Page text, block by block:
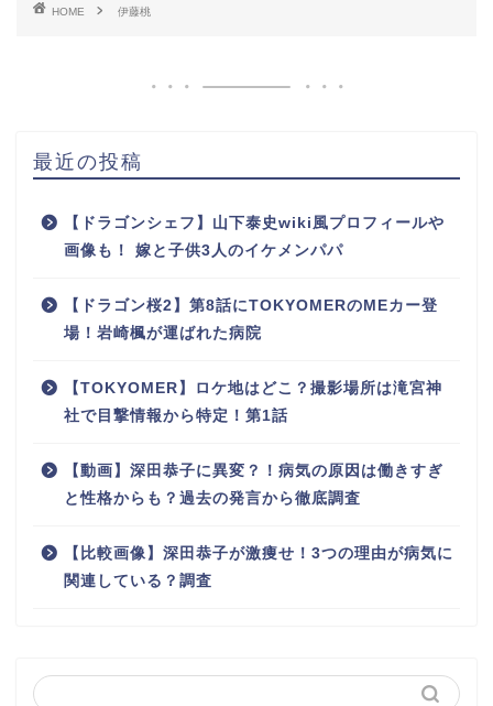
HOME 伊藤桃
最近の投稿
【ドラゴンシェフ】山下泰史wiki風プロフィールや
画像も！ 嫁と子供3人のイケメンパパ
【ドラゴン桜2】第8話にTOKYOMERのMEカー登
場！岩崎楓が運ばれた病院
【TOKYOMER】ロケ地はどこ？撮影場所は滝宮神
社で目撃情報から特定！第1話
【動画】深田恭子に異変？！病気の原因は働きすぎ
と性格からも？過去の発言から徹底調査
【比較画像】深田恭子が激痩せ！3つの理由が病気に
関連している？調査